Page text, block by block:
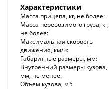
Характеристики
Масса прицепа, кг, не более:
Масса перевозимого груза, кг,
не более:
Максимальная скорость
движения, км/ч:
Габаритные размеры, мм:
Внутренний размеры кузова,
мм, не менее:
Объем кузова, м³: